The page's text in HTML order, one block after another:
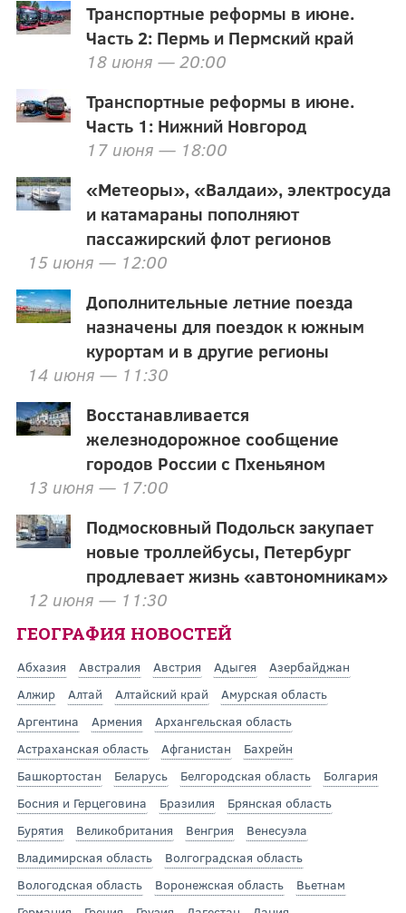
Транспортные реформы в июне.
Часть 2: Пермь и Пермский край
18 июня — 20:00
Транспортные реформы в июне.
Часть 1: Нижний Новгород
17 июня — 18:00
«Метеоры», «Валдаи», электросуда
и катамараны пополняют
пассажирский флот регионов
15 июня — 12:00
Дополнительные летние поезда
назначены для поездок к южным
курортам и в другие регионы
14 июня — 11:30
Восстанавливается
железнодорожное сообщение
городов России с Пхеньяном
13 июня — 17:00
Подмосковный Подольск закупает
новые троллейбусы, Петербург
продлевает жизнь «автономникам»
12 июня — 11:30
ГЕОГРАФИЯ НОВОСТЕЙ
Абхазия Австралия Австрия Адыгея
Азербайджан
Алжир
Алтай Алтайский край
Амурская область
Аргентина
Армения
Архангельская область
Астраханская область
Афганистан
Бахрейн
Башкортостан
Беларусь Белгородская область
Болгария
Босния и Герцеговина
Бразилия
Брянская область
Бурятия
Великобритания Венгрия
Венесуэла
Владимирская область
Волгоградская область
Вологодская область
Воронежская область
Вьетнам